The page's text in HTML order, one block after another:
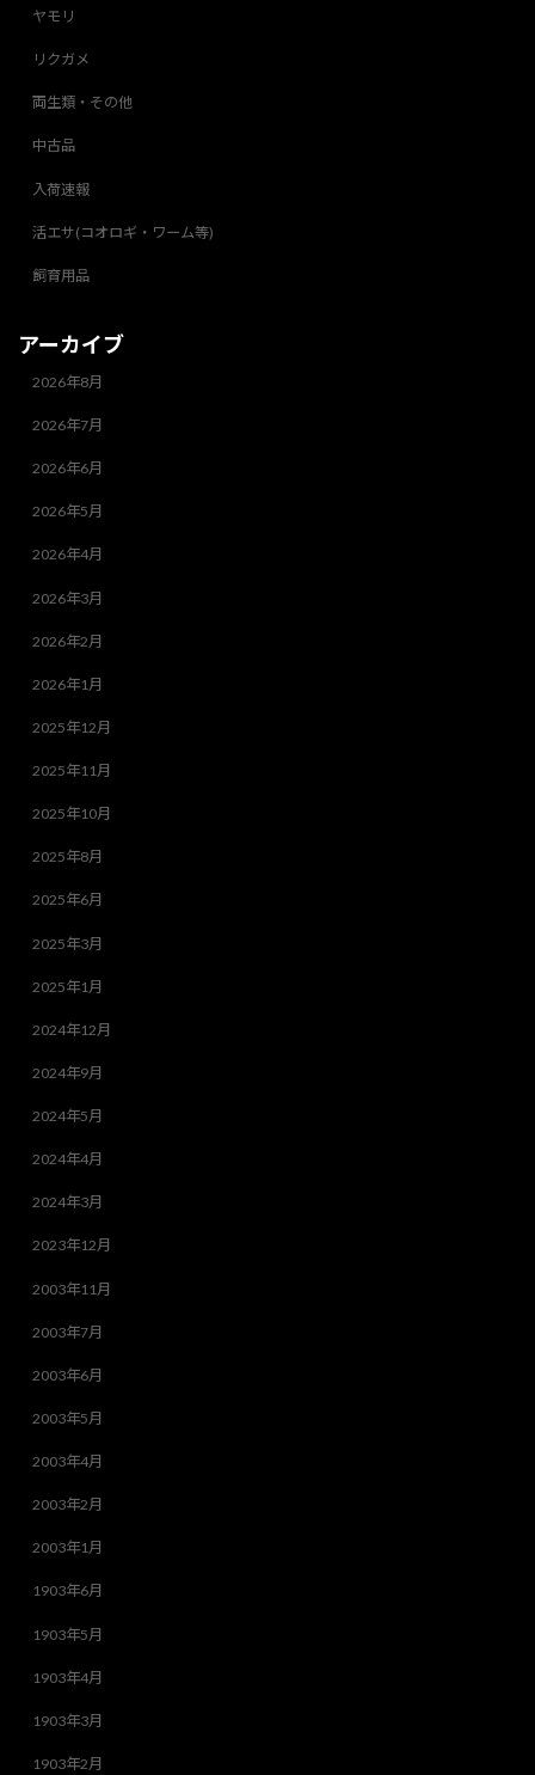
ヤモリ
リクガメ
両生類・その他
中古品
入荷速報
活エサ(コオロギ・ワーム等)
飼育用品
アーカイブ
2026年8月
2026年7月
2026年6月
2026年5月
2026年4月
2026年3月
2026年2月
2026年1月
2025年12月
2025年11月
2025年10月
2025年8月
2025年6月
2025年3月
2025年1月
2024年12月
2024年9月
2024年5月
2024年4月
2024年3月
2023年12月
2003年11月
2003年7月
2003年6月
2003年5月
2003年4月
2003年2月
2003年1月
1903年6月
1903年5月
1903年4月
1903年3月
1903年2月